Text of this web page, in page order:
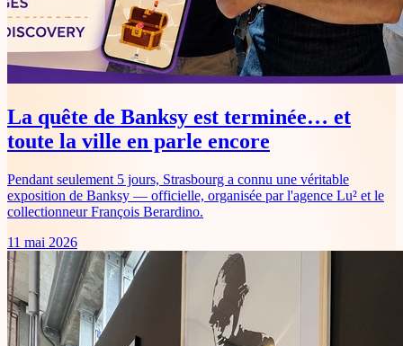
La quête de Banksy est terminée… et
toute la ville en parle encore
Pendant seulement 5 jours, Strasbourg a connu une véritable
exposition de Banksy — officielle, organisée par l'agence Lu² et le
collectionneur François Berardino.
11 mai 2026